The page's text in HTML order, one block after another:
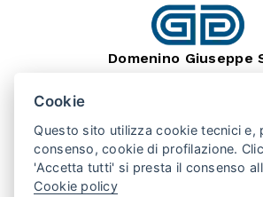
Domenino Giuseppe
VIA MONTEBRACCO,
TEL. +39 0175
PUNTO VENDITA: SAN SECONDO
Cookie
Questo sito utilizza cookie tecnici e,
consenso, cookie di profilazione.
'Accetta tutti' si presta il consenso
Cookie policy